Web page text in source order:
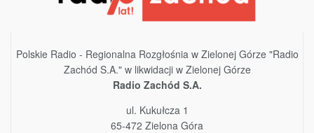
Polskie Radio - Regionalna Rozgłośnia w Zielonej Górze "Radio
Zachód S.A." w likwidacji w Zielonej Górze
Radio Zachód S.A.
ul. Kukułcza 1
65-472 Zielona Góra